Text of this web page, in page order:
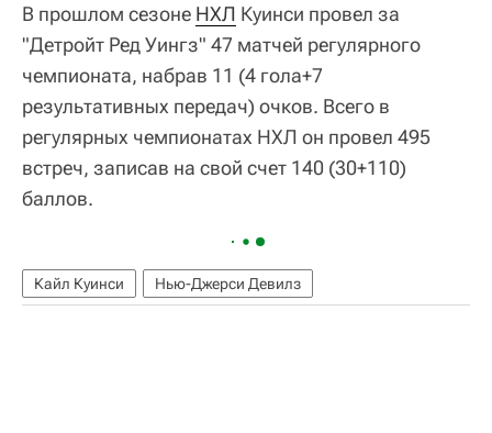
В прошлом сезоне НХЛ Куинси провел за
"Детройт Ред Уингз" 47 матчей регулярного
чемпионата, набрав 11 (4 гола+7
результативных передач) очков. Всего в
регулярных чемпионатах НХЛ он провел 495
встреч, записав на свой счет 140 (30+110)
баллов.
Кайл Куинси Нью-Джерси Девилз